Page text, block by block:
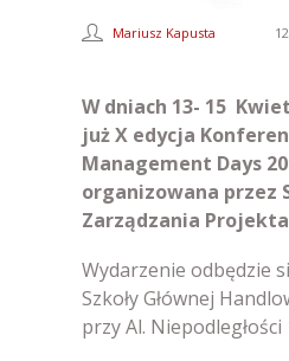
Mariusz Kapusta
W dniach 13- 15
już X edycja
Management Days
organizowana przez
Zarządzania
Wydarzenie odbędzie
Szkoły Głównej
przy Al. Niepodległości